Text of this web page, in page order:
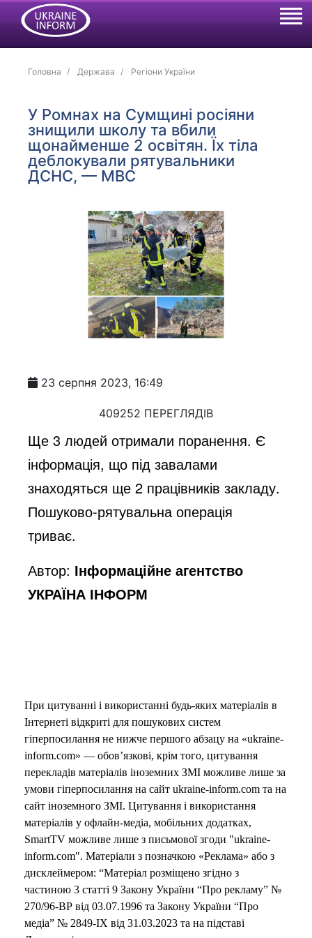
Головна Держава Регіони України
У Ромнах на Сумщині росіяни
знищили школу та вбили
щонайменше 2 освітян. Їх тіла
деблокували рятувальники
ДСНС, — МВС
23 серпня 2023, 16:49
409252 ПЕРЕГЛЯДІВ
Ще 3 людей отримали поранення. Є
інформація, що під завалами
знаходяться ще 2 працівників закладу.
Пошуково-рятувальна операція
триває.
Автор: Інформаційне агентство
УКРАЇНА ІНФОРМ
При цитуванні і використанні будь-яких матеріалів в
Інтернеті відкриті для пошукових систем
гіперпосилання не нижче першого абзацу на «ukraine-
inform.com» — обов’язкові, крім того, цитування
перекладів матеріалів іноземних ЗМІ можливе лише за
умови гіперпосилання на сайт ukraine-inform.com та на
сайт іноземного ЗМІ. Цитування і використання
матеріалів у офлайн-медіа, мобільних додатках,
SmartTV можливе лише з письмової згоди "ukraine-
inform.com". Матеріали з позначкою «Реклама» або з
дисклеймером: “Матеріал розміщено згідно з
частиною 3 статті 9 Закону України “Про рекламу” №
270/96-ВР від 03.07.1996 та Закону України “Про
медіа” № 2849-IX від 31.03.2023 та на підставі